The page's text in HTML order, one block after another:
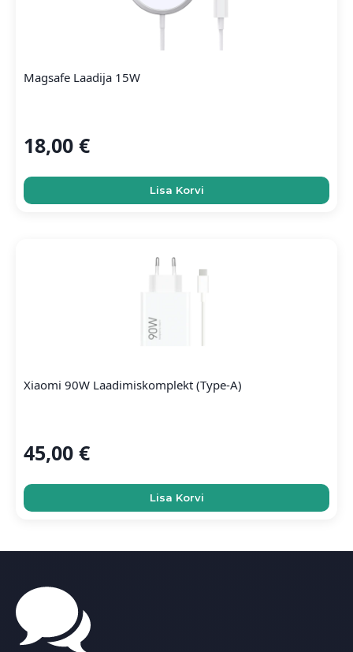
Magsafe Laadija 15W
18,00 €
Lisa Korvi
Xiaomi 90W Laadimiskomplekt (Type-A)
45,00 €
Lisa Korvi